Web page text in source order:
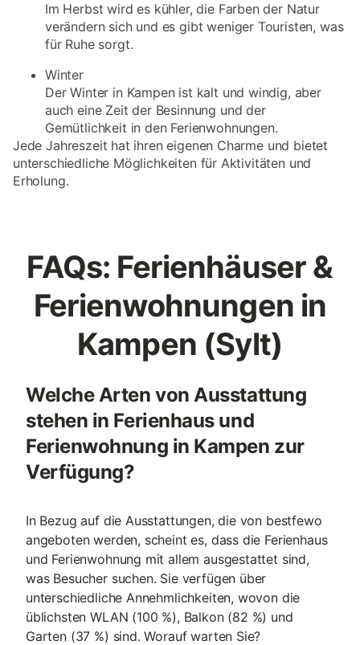
Im Herbst wird es kühler, die Farben der Natur
verändern sich und es gibt weniger Touristen, was
für Ruhe sorgt.
Winter
Der Winter in Kampen ist kalt und windig, aber
auch eine Zeit der Besinnung und der
Gemütlichkeit in den Ferienwohnungen.
Jede Jahreszeit hat ihren eigenen Charme und bietet
unterschiedliche Möglichkeiten für Aktivitäten und
Erholung.
FAQs: Ferienhäuser &
Ferienwohnungen in
Kampen (Sylt)
Welche Arten von Ausstattung
stehen in Ferienhaus und
Ferienwohnung in Kampen zur
Verfügung?
In Bezug auf die Ausstattungen, die von bestfewo
angeboten werden, scheint es, dass die Ferienhaus
und Ferienwohnung mit allem ausgestattet sind,
was Besucher suchen. Sie verfügen über
unterschiedliche Annehmlichkeiten, wovon die
üblichsten WLAN (100 %), Balkon (82 %) und
Garten (37 %) sind. Worauf warten Sie?